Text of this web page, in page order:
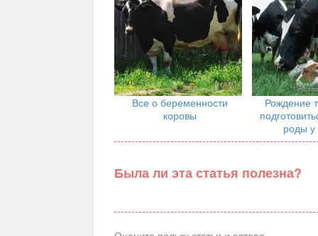
Все о беременности
коровы
Рождение
роды у
Была ли эта статья полезна?